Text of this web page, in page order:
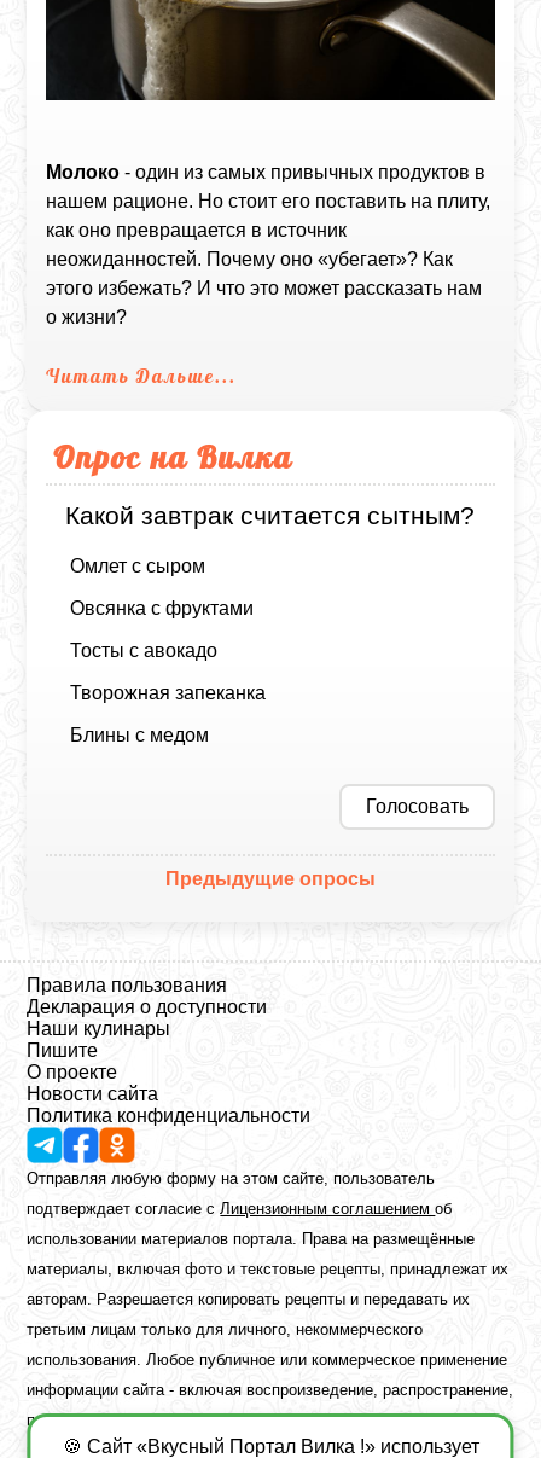
Молоко - один из самых привычных продуктов в
нашем рационе. Но стоит его поставить на плиту,
как оно превращается в источник
неожиданностей. Почему оно «убегает»? Как
этого избежать? И что это может рассказать нам
о жизни?
Читать Дальше...
Опрос на Вилка
Какой завтрак считается сытным?
Омлет с сыром
Овсянка с фруктами
Тосты с авокадо
Творожная запеканка
Блины с медом
Голосовать
Предыдущие опросы
Правила пользования
Декларация о доступности
Наши кулинары
Пишите
О проекте
Новости сайта
Политика конфиденциальности
Отправляя любую форму на этом сайте, пользователь
подтверждает согласие сЛицензионным соглашениемоб
использовании материалов портала. Права на размещённые
материалы, включая фото и текстовые рецепты, принадлежат их
авторам. Разрешается копировать рецепты и передавать их
третьим лицам только для личного, некоммерческого
использования. Любое публичное или коммерческое применение
информации сайта - включая воспроизведение, распространение,
публикацию или обработку - возможно лишь при наличии
предварительного письменного разрешения правообладателя.
🍪 Сайт «Вкусный Портал Вилка !» использует